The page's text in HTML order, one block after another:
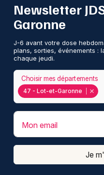
Newsletter
Garonne
J-6 avant votre dose
plans, sorties, événements :
chaque jeudi.
47 - Lot-et-Garonne
Choisir mes départements
Mon email
Je